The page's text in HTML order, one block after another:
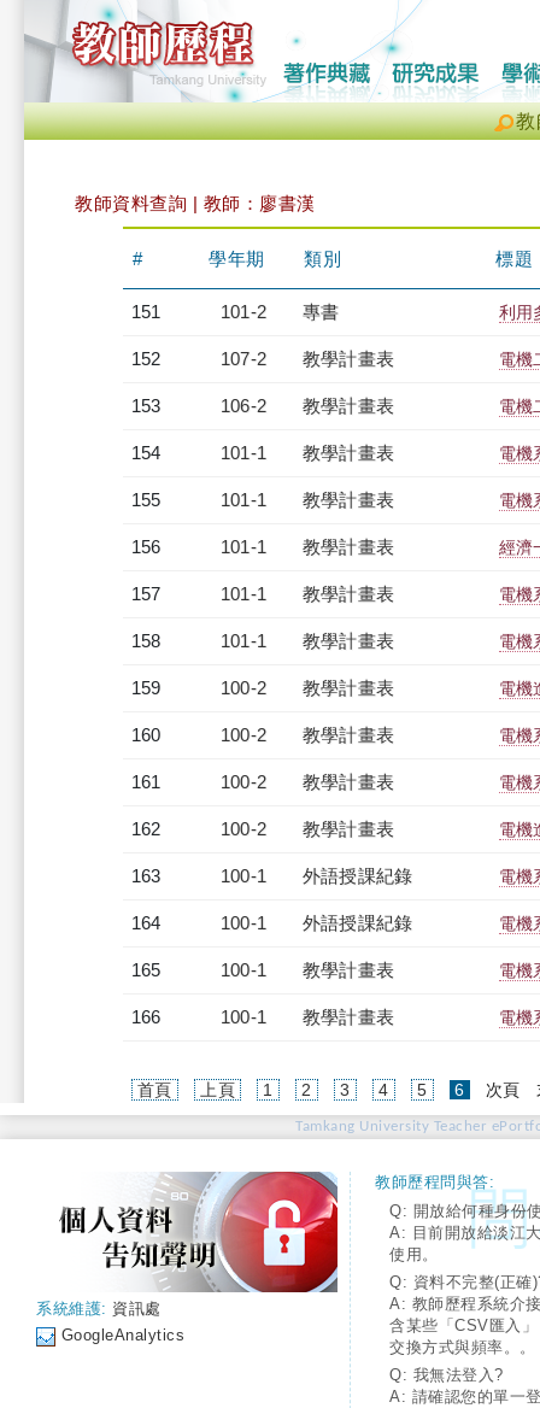
教
教師資料查詢 | 教師：廖書漢
# 學年期 類別 標題
151 101-2 專書 利用
152 107-2 教學計畫表 電機
153 106-2 教學計畫表 電機
154 101-1 教學計畫表 電機
155 101-1 教學計畫表 電機
156 101-1 教學計畫表 經濟
157 101-1 教學計畫表 電機
158 101-1 教學計畫表 電機
159 100-2 教學計畫表 電機
160 100-2 教學計畫表 電機
161 100-2 教學計畫表 電機
162 100-2 教學計畫表 電機
163 100-1 外語授課紀錄 電機
164 100-1 外語授課紀錄 電機
165 100-1 教學計畫表 電機
166 100-1 教學計畫表 電機
首頁 上頁 1 2 3 4 5 6(current)
次頁
Tamkang University Teacher
系統維護: 資訊處
GoogleAnalytics
教師歷程問與答:
Q: 開放給何種身份
A: 目前開放給淡江
使用。
Q: 資料不完整(正確
A: 教師歷程系統介
含某些「CSV匯入
交換方式與頻率。。
Q: 我無法登入?
A: 請確認您的單一